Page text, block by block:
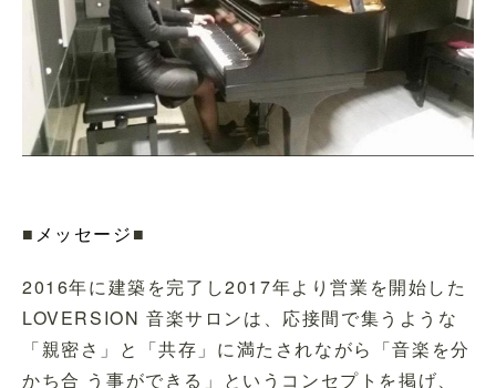
■ メッセージ■
2016年に建築を完了し2017年より営業を開始した
LOVERSION 音楽サロンは、応接間で集うような
「親密さ」と「共存」に満たされながら「音楽を分
かち合 う事ができる」というコンセプトを掲げ、